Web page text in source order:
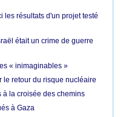
les résultats d'un projet testé
était un crime de guerre
« inimaginables »
le retour du risque nucléaire
à la croisée des chemins
à Gaza